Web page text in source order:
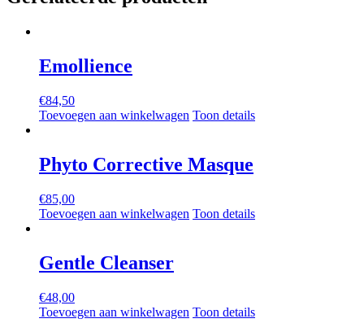
Emollience
€84,50
Toevoegen aan winkelwagen Toon details
Phyto Corrective Masque
€85,00
Toevoegen aan winkelwagen Toon details
Gentle Cleanser
€48,00
Toevoegen aan winkelwagen Toon details